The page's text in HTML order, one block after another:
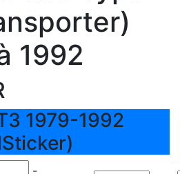
1992
1979-1992
-